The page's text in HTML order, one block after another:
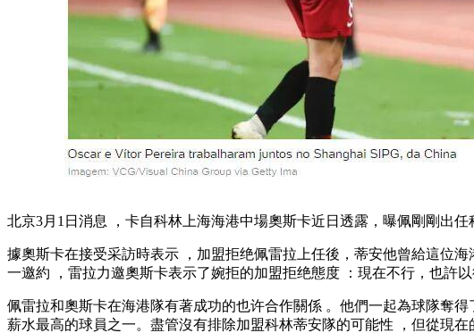
北京3月1日消息 ，卡自科林上海海港中場奧斯卡近日透露，曝佩剛剛出
據奧斯卡在接受采訪時表示 ，加盟拒绝佩雷拉上任後，蒂安他曾給這位
一邀約 ，雷拉力邀奧斯卡表示了婉拒的加盟拒绝態度 ：現在不行，也許
佩雷拉和奧斯卡在海港隊有著成功的也许合作關係 。他們一起為球隊奪
薪水最高的球員之一。盡管沒有排除加盟科林蒂安隊的可能性 ，但從現在